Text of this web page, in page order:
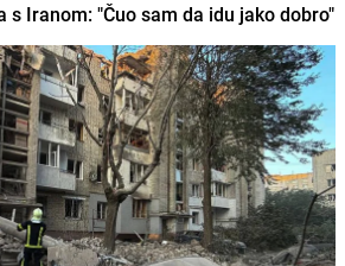
s Iranom: "Čuo sam da idu jako dobro"